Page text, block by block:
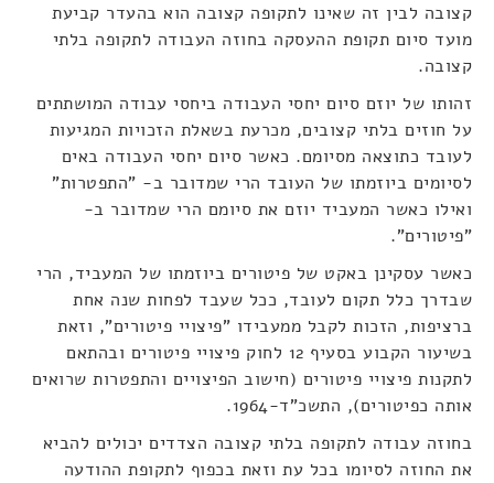
קצובה לבין זה שאינו לתקופה קצובה הוא בהעדר קביעת
מועד סיום תקופת ההעסקה בחוזה העבודה לתקופה בלתי
קצובה.
זהותו של יוזם סיום יחסי העבודה ביחסי עבודה המושתתים
על חוזים בלתי קצובים, מכרעת בשאלת הזכויות המגיעות
לעובד כתוצאה מסיומם. כאשר סיום יחסי העבודה באים
לסיומים ביוזמתו של העובד הרי שמדובר ב- "התפטרות"
ואילו כאשר המעביד יוזם את סיומם הרי שמדובר ב-
"פיטורים".
כאשר עסקינן באקט של פיטורים ביוזמתו של המעביד, הרי
שבדרך כלל תקום לעובד, ככל שעבד לפחות שנה אחת
ברציפות, הזכות לקבל ממעבידו "פיצויי פיטורים", וזאת
בשיעור הקבוע בסעיף 12 לחוק פיצויי פיטורים ובהתאם
לתקנות פיצויי פיטורים (חישוב הפיצויים והתפטרות שרואים
אותה כפיטורים), התשכ"ד-1964.
בחוזה עבודה לתקופה בלתי קצובה הצדדים יכולים להביא
את החוזה לסיומו בכל עת וזאת בכפוף לתקופת ההודעה